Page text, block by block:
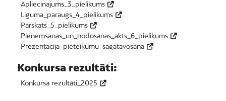
Apliecinajums_3_pielikums
Liguma_paraugs_4_pielikums
Parskats_5_pielikums
Pienemsanas_un_nodosanas_akts_6_pielikums
Prezentacija_pieteikumu_sagatavosana
Konkursa rezultāti:
Konkursa rezultāti_2025